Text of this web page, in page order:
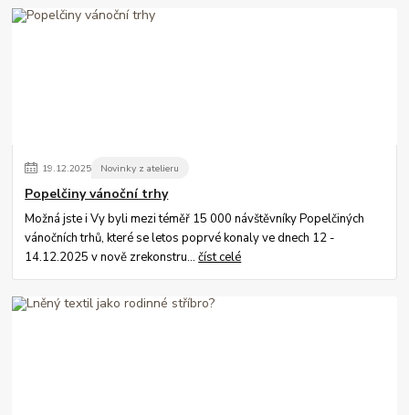
19.12.2025 Novinky z atelieru
Popelčiny vánoční trhy
Možná jste i Vy byli mezi téměř 15 000 návštěvníky Popelčiných
vánočních trhů, které se letos poprvé konaly ve dnech 12 -
14.12.2025 v nově zrekonstru...číst celé